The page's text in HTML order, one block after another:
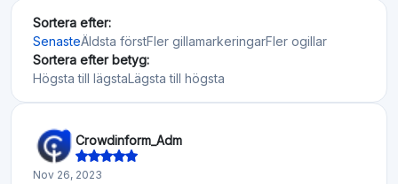
Sortera efter:
SenasteÄldsta förstFler gillamarkeringarFler ogillar
Sortera efter betyg:
Högsta till lägstaLägsta till högsta
Crowdinform_Adm
Nov 26, 2023